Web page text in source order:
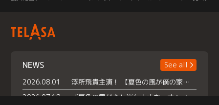
NEWS
See all
2026.08.01
浮所飛貴主演！ 【夏色の風が僕の家にやってきた】 本日よりテラサで独占配信スタート！
2026.07.18
『夏色の雲が恋と嵐をまきおこす』スペシャルメイキング 【Part1】2026年７月18日（土）23時30分～配信スタート！話題のシーンの裏側を大公開！豪華キャスト大集合！ 『武宮家 真夏の家族会議』開催！